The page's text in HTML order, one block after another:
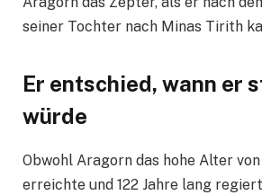
seiner Tochter nach Minas Tirith
Er entschied, wann er
würde
Obwohl Aragorn das hohe Alter von
erreichte und 122 Jahre lang